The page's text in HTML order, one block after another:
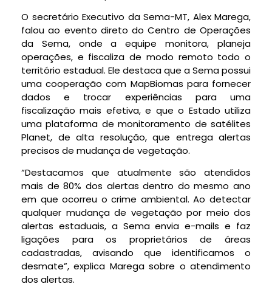
O secretário Executivo da Sema-MT, Alex Marega,
falou ao evento direto do Centro de Operações
da Sema, onde a equipe monitora, planeja
operações, e fiscaliza de modo remoto todo o
território estadual. Ele destaca que a Sema possui
uma cooperação com MapBiomas para fornecer
dados e trocar experiências para uma
fiscalização mais efetiva, e que o Estado utiliza
uma plataforma de monitoramento de satélites
Planet, de alta resolução, que entrega alertas
precisos de mudança de vegetação.
“Destacamos que atualmente são atendidos
mais de 80% dos alertas dentro do mesmo ano
em que ocorreu o crime ambiental. Ao detectar
qualquer mudança de vegetação por meio dos
alertas estaduais, a Sema envia e-mails e faz
ligações para os proprietários de áreas
cadastradas, avisando que identificamos o
desmate”, explica Marega sobre o atendimento
dos alertas.